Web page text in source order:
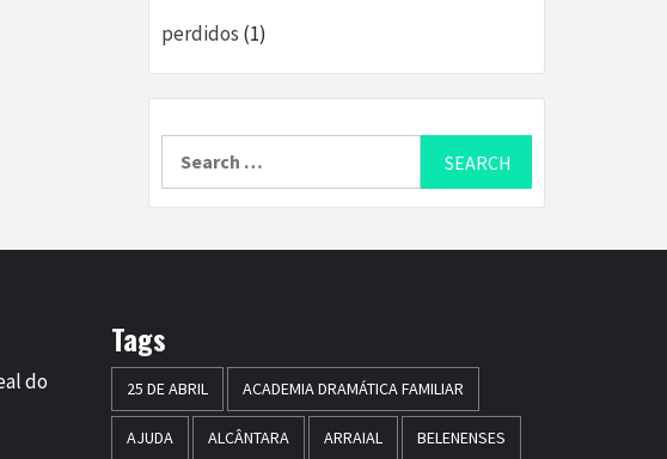
perdidos (1)
do
Tags
25 DE ABRIL ACADEMIA DRAMÁTICA FAMILIAR
AJUDA ALCÂNTARA ARRAIAL BELENENSES